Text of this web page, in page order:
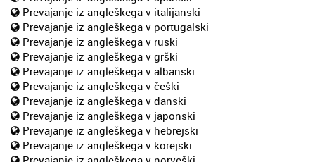
Prevajanje iz angleškega v italijanski
Prevajanje iz angleškega v portugalski
Prevajanje iz angleškega v ruski
Prevajanje iz angleškega v grški
Prevajanje iz angleškega v albanski
Prevajanje iz angleškega v češki
Prevajanje iz angleškega v danski
Prevajanje iz angleškega v japonski
Prevajanje iz angleškega v hebrejski
Prevajanje iz angleškega v korejski